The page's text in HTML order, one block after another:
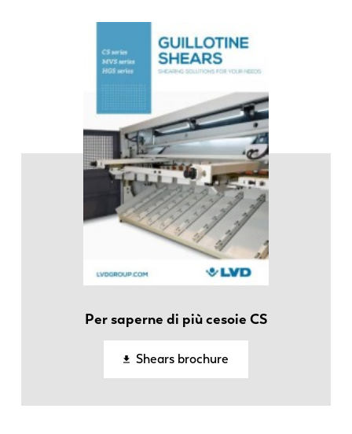
Per saperne di più cesoie CS
Shears brochure
NL
EN-US